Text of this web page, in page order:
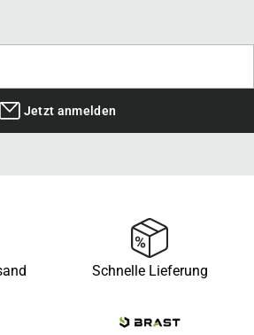
Jetzt anmelden
Schnelle Lieferung